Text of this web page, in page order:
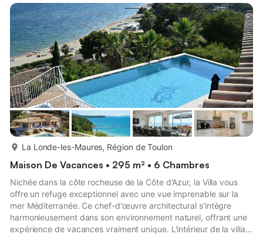
détour. Les passionnés pourront s'entraîner sur le golf 18 trous
de Valcros. Au cœur d'un parc de 3 hectares, d...
La Londe-les-Maures, Région de Toulon
Maison De Vacances • 295 m² • 6 Chambres
Nichée dans la côte rocheuse de la Côte d'Azur, la Villa vous
offre un refuge exceptionnel avec une vue imprenable sur la
mer Méditerranée. Ce chef-d'œuvre architectural s'intègre
harmonieusement dans son environnement naturel, offrant une
expérience de vacances vraiment unique. L'intérieur de la villa